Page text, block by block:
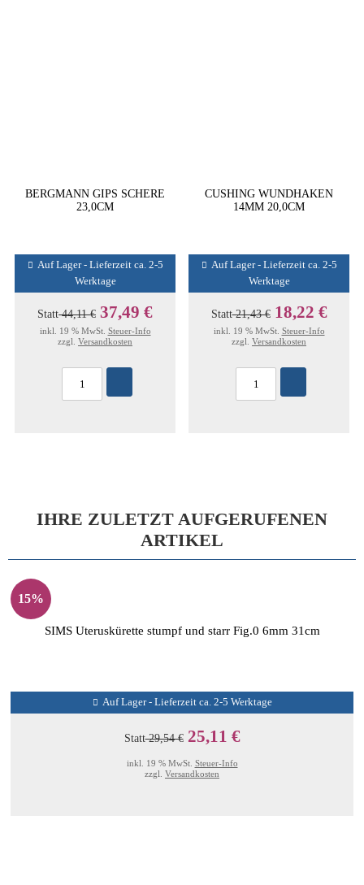
BERGMANN GIPS SCHERE
23,0CM
Auf Lager - Lieferzeit ca. 2-5
Werktage
Statt44,11 € 37,49 €
inkl. 19 % MwSt. Steuer-Info
zzgl. Versandkosten
CUSHING WUNDHAKEN
14MM 20,0CM
Auf Lager - Lieferzeit ca. 2-5
Werktage
Statt21,43 € 18,22 €
inkl. 19 % MwSt. Steuer-Info
zzgl. Versandkosten
IHRE ZULETZT AUFGERUFENEN
ARTIKEL
15%
SIMS Uteruskürette stumpf und starr Fig.0 6mm 31cm
Auf Lager - Lieferzeit ca. 2-5 Werktage
Statt29,54 € 25,11 €
inkl. 19 % MwSt. Steuer-Info
zzgl. Versandkosten